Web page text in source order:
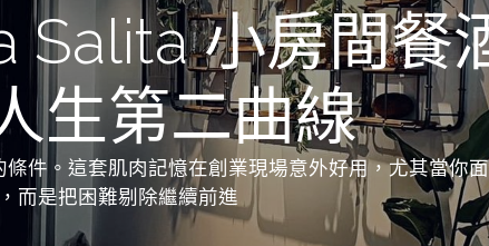
Salita 小房間餐
生第二曲線
件。這套肌肉記憶在創業現場意外好用，尤其當你
而是把困難剔除繼續前進